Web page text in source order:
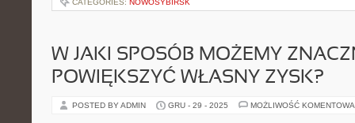
CATEGORIES: NOWOSYBIRSK
W JAKI SPOSÓB MOŻEMY
POWIĘKSZYĆ WŁASNY ZYSK?
POSTED BY ADMIN GRU - 29 - 2025 MOŻLIWOŚĆ